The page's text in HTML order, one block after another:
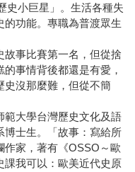
史小巨星」。生活各種失
功能。專職為普渡眾生
故事比賽第一名，但從捨
事情背後都還是有愛，
史沒那麼難，但從不簡
範大學台灣歷史文化及語
博士生。「故事：寫給所
作家，著有《OSSO～歐
課我可以：歐美近代史原